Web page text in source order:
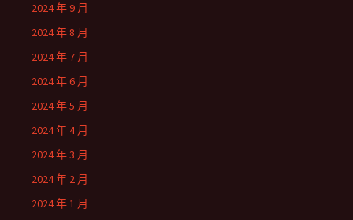
2024 年 9 月
2024 年 8 月
2024 年 7 月
2024 年 6 月
2024 年 5 月
2024 年 4 月
2024 年 3 月
2024 年 2 月
2024 年 1 月